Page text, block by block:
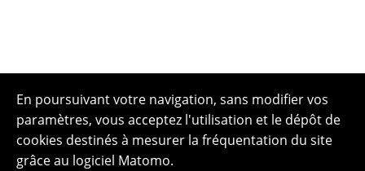
En poursuivant votre navigation, sans modifier vos
paramètres, vous acceptez l'utilisation et le dépôt de
cookies destinés à mesurer la fréquentation du site
grâce au logiciel Matomo.